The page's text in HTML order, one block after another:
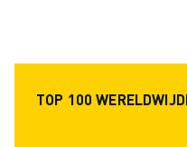
SERVICE & ONDERHOUD
SPARE PARTS
TOP 100